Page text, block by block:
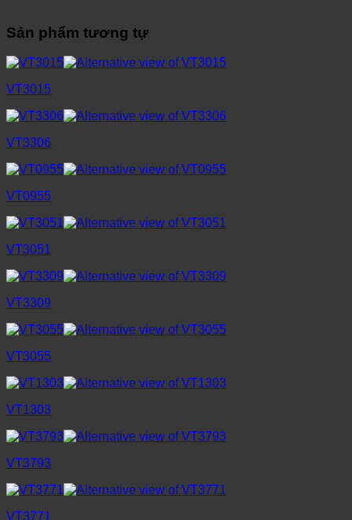
Sản phẩm tương tự
VT3015
VT3306
VT0955
VT3051
VT3309
VT3055
VT1303
VT3793
VT3771